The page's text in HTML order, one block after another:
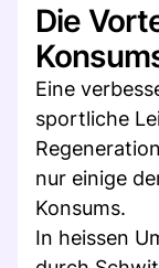
Die
Eine
sportliche
nur einige
Konsums.
In heissen